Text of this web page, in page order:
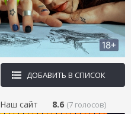
ДОБАВИТЬ В СПИСОК
Наш сайт 8.6 (7 голосов)